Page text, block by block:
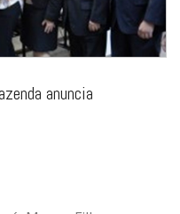
anuncia